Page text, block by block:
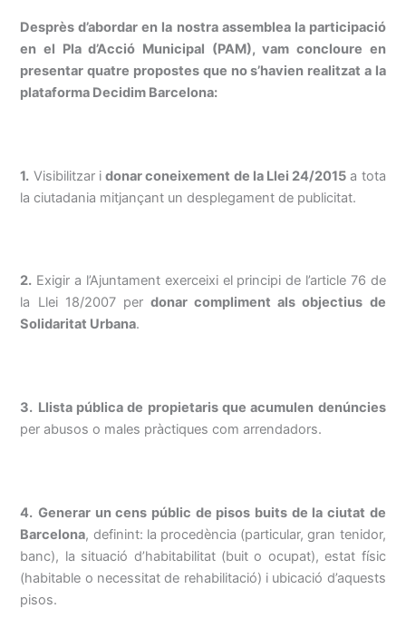
Desprès d’abordar en la nostra assemblea la participació
en el Pla d’Acció Municipal (PAM), vam concloure en
presentar quatre propostes que no s’havien realitzat a la
plataforma Decidim Barcelona:
1. Visibilitzar idonar coneixement de la Llei 24/2015 a tota
la ciutadania mitjançant un desplegament de publicitat.
2. Exigir a l’Ajuntament exerceixi el principi de l’article 76 de
la Llei 18/2007 per donar compliment als objectius de
Solidaritat Urbana.
3. Llista pública de propietaris que acumulen denúncies
per abusos o males pràctiques com arrendadors.
4. Generar un cens públic de pisos buits de la ciutat de
Barcelona, definint: la procedència (particular, gran tenidor,
banc), la situació d’habitabilitat (buit o ocupat), estat físic
(habitable o necessitat de rehabilitació) i ubicació d’aquests
pisos.